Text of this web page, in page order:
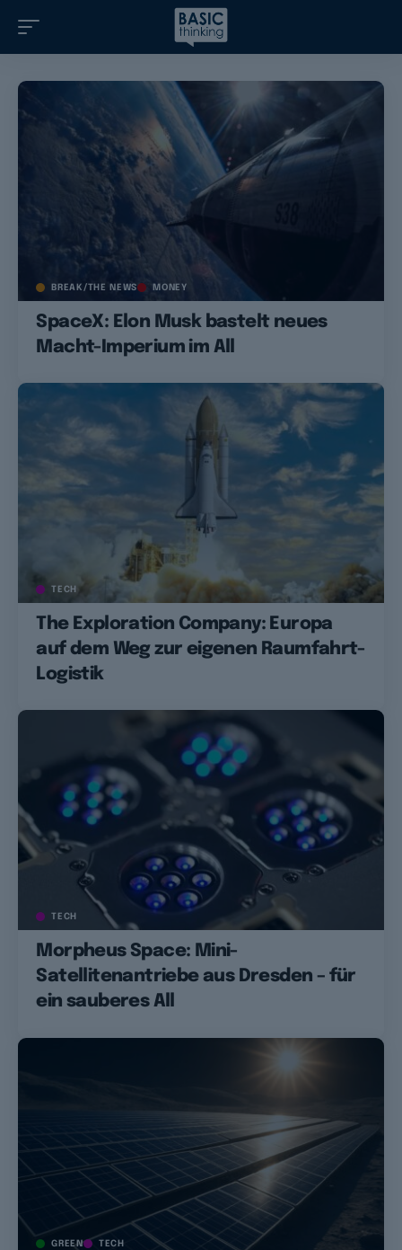
BREAK/THE NEWS MONEY
SpaceX: Elon Musk bastelt neues
Macht-Imperium im All
TECH
The Exploration Company: Europa
auf dem Weg zur eigenen Raumfahrt-
Logistik
TECH
Morpheus Space: Mini-
Satellitenantriebe aus Dresden – für
ein sauberes All
GREEN TECH